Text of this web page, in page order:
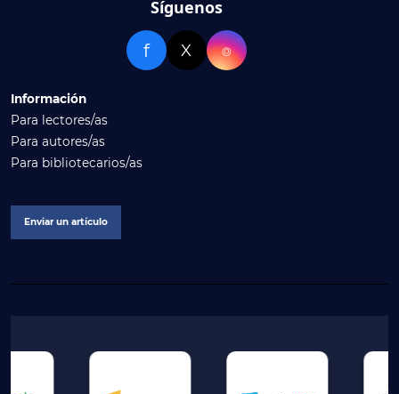
Síguenos
f X ⌾
Información
Para lectores/as
Para autores/as
Para bibliotecarios/as
Enviar un artículo